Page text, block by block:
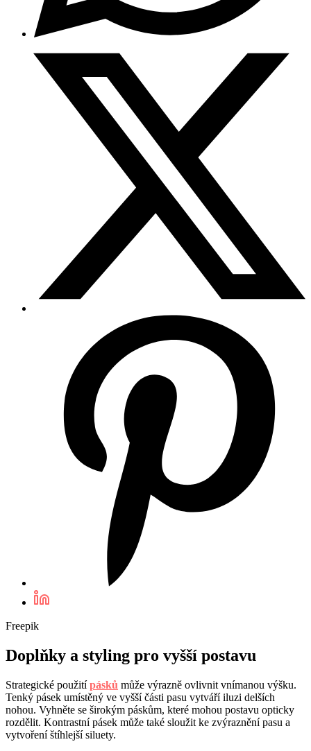
Freepik
Doplňky a styling pro vyšší postavu
Strategické použitípásků může výrazně ovlivnit vnímanou výšku.
Tenký pásek umístěný ve vyšší části pasu vytváří iluzi delších
nohou. Vyhněte se širokým páskům, které mohou postavu opticky
rozdělit. Kontrastní pásek může také sloužit ke zvýraznění pasu a
vytvoření štíhlejší siluety.